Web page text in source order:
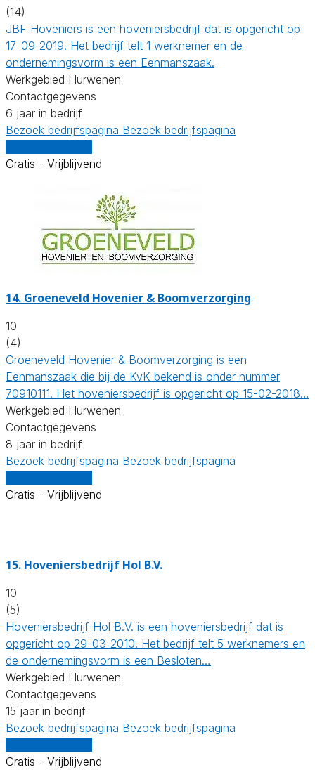
(14)
JBF Hoveniers is een hoveniersbedrijf dat is opgericht op
17-09-2019. Het bedrijf telt 1 werknemer en de
ondernemingsvorm is een Eenmanszaak.
Werkgebied Hurwenen
Contactgegevens
6 jaar in bedrijf
Bezoek bedrijfspagina Bezoek bedrijfspagina
Gratis - Vrijblijvend
14. Groeneveld Hovenier & Boomverzorging
10
(4)
Groeneveld Hovenier & Boomverzorging is een
Eenmanszaak die bij de KvK bekend is onder nummer
70910111. Het hoveniersbedrijf is opgericht op 15-02-2018…
Werkgebied Hurwenen
Contactgegevens
8 jaar in bedrijf
Bezoek bedrijfspagina Bezoek bedrijfspagina
Gratis - Vrijblijvend
15. Hoveniersbedrijf Hol B.V.
10
(5)
Hoveniersbedrijf Hol B.V. is een hoveniersbedrijf dat is
opgericht op 29-03-2010. Het bedrijf telt 5 werknemers en
de ondernemingsvorm is een Besloten…
Werkgebied Hurwenen
Contactgegevens
15 jaar in bedrijf
Bezoek bedrijfspagina Bezoek bedrijfspagina
Gratis - Vrijblijvend